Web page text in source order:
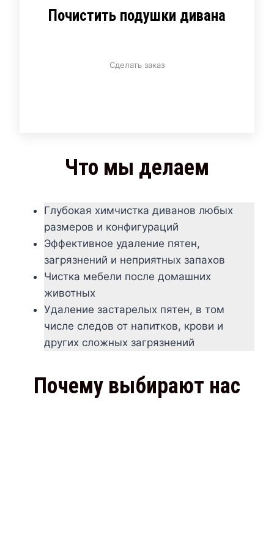
Почистить подушки дивана
Сделать заказ
Что мы делаем
Глубокая химчистка диванов любых
размеров и конфигураций
Эффективное удаление пятен,
загрязнений и неприятных запахов
Чистка мебели после домашних
животных
Удаление застарелых пятен, в том
числе следов от напитков, крови и
других сложных загрязнений
Почему выбирают нас